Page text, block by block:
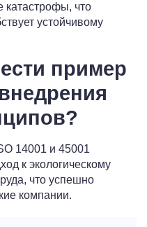
катастрофы, что
устойчивому
пример
14001 и 45001
к экологическому
что успешно
компании.